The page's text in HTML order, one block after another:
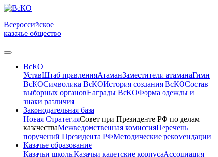
Всероссийское
казачье общество
ВсКО
УставШтаб правленияАтаманЗаместители атаманаГимн
ВсКОСимволика ВсКОИстория создания ВсКОСостав
выборных органовНаграды ВсКОФорма одежды и
знаки различия
Законодательная база
Новая СтратегияСовет при Президенте РФ по делам
казачестваМежведомственная комиссияПеречень
поручений Президента РФМетодические рекомендации
Казачье образование
Казачьи школыКазачьи кадетские корпусаАссоциация